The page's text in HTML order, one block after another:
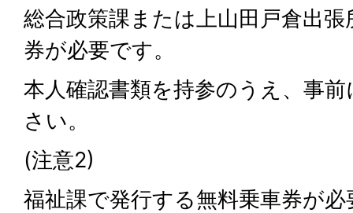
総合政策課または上山田戸倉出
券が必要です。
本人確認書類を持参のうえ、事
さい。
(注意2)
福祉課で発行する無料乗車券が